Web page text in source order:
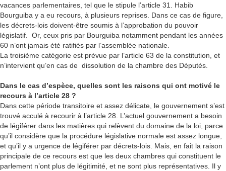
vacances parlementaires, tel que le stipule l’article 31. Habib
Bourguiba y a eu recours, à plusieurs reprises. Dans ce cas de figure,
les décrets-lois doivent-être soumis à l’approbation du pouvoir
législatif. Or, ceux pris par Bourguiba notamment pendant les années
60 n’ont jamais été ratifiés par l’assemblée nationale.
La troisième catégorie est prévue par l’article 63 de la constitution, et
n’intervient qu’en cas de dissolution de la chambre des Députés.
Dans le cas d’espèce, quelles sont les raisons qui ont motivé le
recours à l’article 28 ?
Dans cette période transitoire et assez délicate, le gouvernement s’est
trouvé acculé à recourir à l’article 28. L’actuel gouvernement a besoin
de légiférer dans les matières qui relèvent du domaine de la loi, parce
qu’il considère que la procédure législative normale est assez longue,
et qu’il y a urgence de légiférer par décrets-lois. Mais, en fait la raison
principale de ce recours est que les deux chambres qui constituent le
parlement n’ont plus de légitimité, et ne sont plus représentatives. Il y